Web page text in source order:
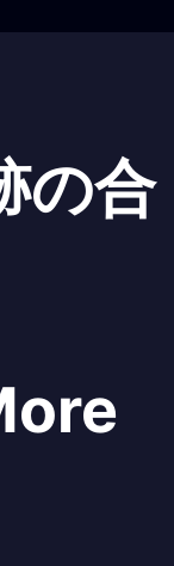
の合